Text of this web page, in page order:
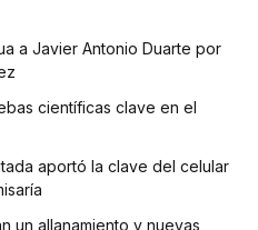
a Javier Antonio Duarte por
científicas clave en el
aportó la clave del celular
un allanamiento y nuevas